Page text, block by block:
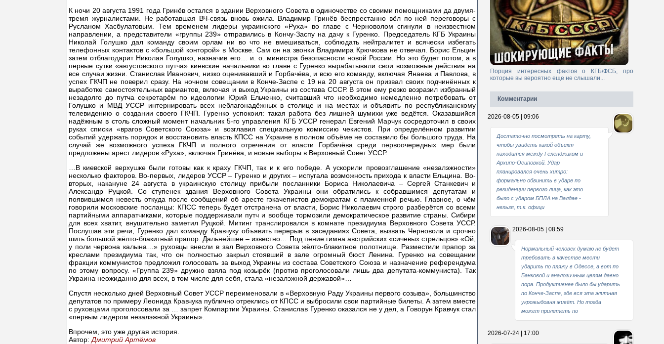
К ночи 20 августа 1991 года Гринёв остался в здании Верховного Совета в одиночестве со своими помощниками да двумя-
тремя журналистами. Не работавшая ВЧ-связь вновь ожила. Владимир Гринёв беспрестанно вёл по ней переговоры с
Русланом Хасбулатовым. Тем временем лидеры украинского «Руха» во главе с Черноволом сгинули в неизвестном
направлении, а представители «группы 239» отправились в Кончу-Заспу на дачу к Гуренко. Председатель КГБ Украины
Николай Голушко дал команду своим орлам ни во что не вмешиваться, соблюдать нейтралитет и всячески избегать
телефонных контактов с «большой конторой» в Москве. Сам он на звонки Владимира Крючкова не отвечал. Борис Ельцин
затем отблагодарит Николая Голушко, назначив его… и. о. министра безопасности новой России. Но это будет потом, а в
первые сутки «августовского путча» киевские начальники во главе с Гуренко вырабатывали свои возможные действия на
все случаи жизни. Станислав Иванович, низко оценивавший и Горбачёва, и всю его команду, включая Янаева и Павлова, в
успех ГКЧП не поверил сразу. На ночном совещании в Конче-Заспе с 19 на 20 августа он призвал своих подчинённых к
выработке самостоятельных вариантов, включая и выход Украины из состава СССР. В этом ему резко возразил избранный
незадолго до путча секретарём по идеологии Юрий Ельченко, считавший что необходимо немедленно потребовать от
Голушко и МВД УССР интернировать всех неблагонадёжных в столице и на местах и объявить по республиканскому
телевидению о создании своего ГКЧП. Гуренко успокоил: такая работа без лишней шумихи уже ведётся. Оказавшийся
надёжным в столь сложный момент начальник 5-го управления КГБ УССР генерал Евгений Марчук сосредоточил в своих
руках списки «врагов Советского Союза» и возглавил специальную комиссию чекистов. При определённом развитии
событий удержать порядок и восстановить власть КПСС на Украине в полном объёме не составило бы большого труда. На
случай же возможного успеха ГКЧП и полного отречения от власти Горбачёва среди первоочередных мер были
предложены арест лидеров «Руха», включая Гринёва, и новые выборы в Верховный Совет УССР.
…В киевской верхушке были готовы как к краху ГКЧП, так и к его победе. А ускорили провозглашение «незалэжности»
несколько факторов. Во-первых, лидеров УССР – Гуренко и других – испугала возможность прихода к власти Ельцина. Во-
вторых, накануне 24 августа в украинскую столицу прибыли посланники Бориса Николаевича – Сергей Станкевич и
Александр Руцкой. Со ступенек здания Верховного Совета Украины они обратились к собравшимся депутатам и
появившимся невесть откуда после сообщений об аресте гэкачепистов демократам с пламенной речью. Главное, о чём
говорили московские посланцы: КПСС теперь будет отстранена от власти, Борис Николаевич строго разберётся со всеми
партийными аппаратчиками, которые поддерживали путч и вообще тормозили демократическое развитие страны. Сибири
для всех хватит, внушительно заметил Руцкой. Митинг транслировался в комнате президиума Верховного Совета УССР.
Послушав эти речи, Гуренко дал команду Кравчуку объявить перерыв в заседаниях Совета, вызвать Черновола и срочно
шить большой жёлто-блакитный прапор. Дальнейшее – известно… Под пение гимна австрийских «сичевых стрельцов» «Ой,
у поли червона калына…» руховцы внесли в зал Верховного Совета жёлто-блакитное полотнище. Разместили прапор за
креслами президиума так, что он полностью закрыл стоявший в зале огромный бюст Ленина. Гуренко на совещании
фракции коммунистов предложил голосовать за выход Украины из состава Советского Союза и назначение референдума
по этому вопросу. «Группа 239» дружно взяла под козырёк (против проголосовали лишь два депутата-коммуниста). Так
Украина неожиданно для всех, в том числе для себя, стала «незалэжной державой»…
Спустя несколько дней Верховный Совет УССР переименовали в «Верховную Раду Украины первого созыва», большинство
депутатов по примеру Леонида Кравчука публично отреклись от КПСС и выбросили свои партийные билеты. А затем вместе
с руховцами проголосовали за … запрет Компартии Украины. Станислав Гуренко оказался не у дел, а Говорун Кравчук стал
«первым лидером незалэжной Украины».
Впрочем, это уже другая история.
Автор: Дмитрий Артёмов
Порция интересных фактов о КГБ/ФСБ, про
которые вы вероятно еще не слышали...
Комментарии
2026-08-05 | 09:06
Достаточно посмотреть на карту,
чтобы увидеть какой объект
находится между Геленджиком и
Архипо-Осиповкой. Удар
планировался очень хитро:
формально обвинить в ударе по
резиденции первого лица, как это
было с ударом БПЛА на Валдае -
нельзя, т.к. офици
2026-08-05 | 08:59
Нормальный человек думаю не будет
требовать в качестве мести
ударить по пляжу в Одессе, а вот по
Банковой и аналогичным целям давно
пора. Продуктивнее было бы ударить
по Конче-Заспе, где вся эта элитная
укрожыдовня живёт. Но тогда
может прилететь по
2026-07-24 | 17:00